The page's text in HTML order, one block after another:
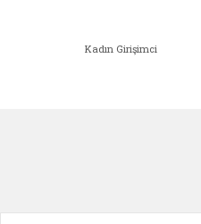
Kadın Girişimci